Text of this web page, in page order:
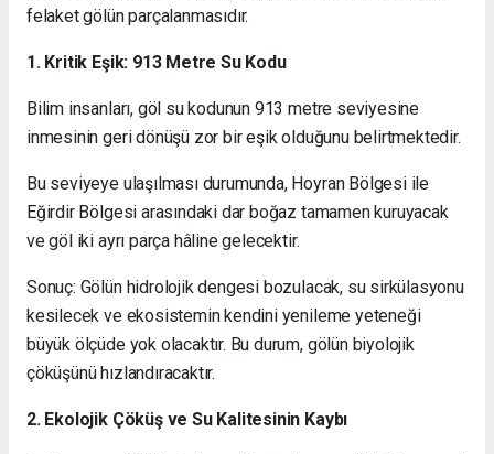
felaket gölün parçalanmasıdır.
1. Kritik Eşik: 913 Metre Su Kodu
Bilim insanları, göl su kodunun 913 metre seviyesine
inmesinin geri dönüşü zor bir eşik olduğunu belirtmektedir.
Bu seviyeye ulaşılması durumunda, Hoyran Bölgesi ile
Eğirdir Bölgesi arasındaki dar boğaz tamamen kuruyacak
ve göl iki ayrı parça hâline gelecektir.
Sonuç: Gölün hidrolojik dengesi bozulacak, su sirkülasyonu
kesilecek ve ekosistemin kendini yenileme yeteneği
büyük ölçüde yok olacaktır. Bu durum, gölün biyolojik
çöküşünü hızlandıracaktır.
2. Ekolojik Çöküş ve Su Kalitesinin Kaybı